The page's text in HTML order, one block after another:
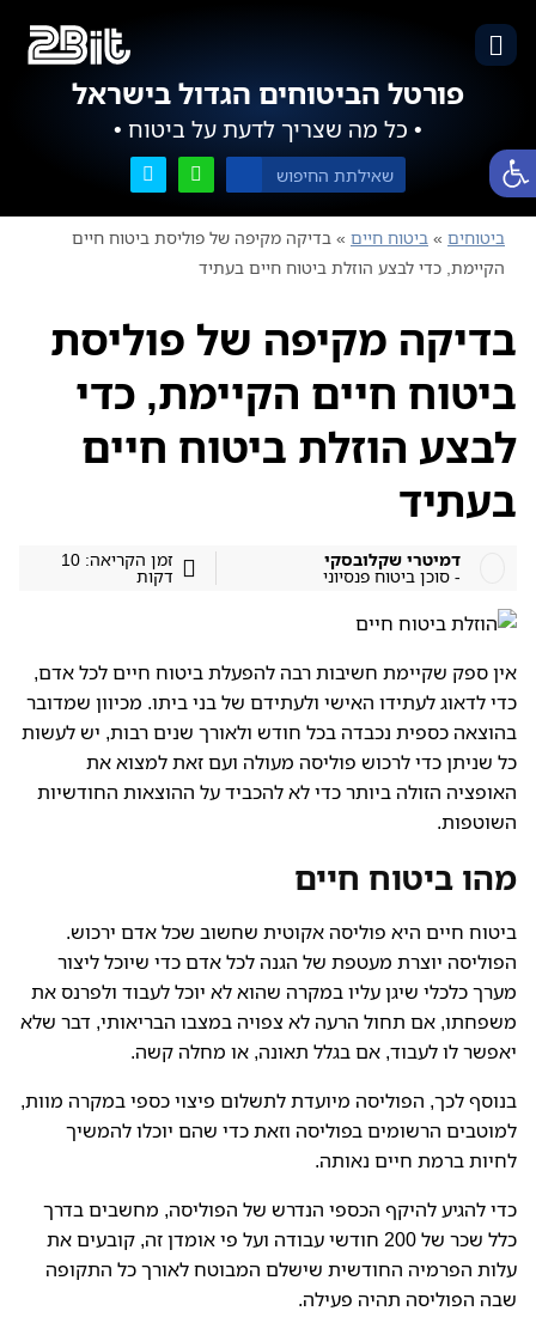
פורטל הביטוחים הגדול בישראל
• כל מה שצריך לדעת על ביטוח •
ביטוחים » ביטוח חיים » בדיקה מקיפה של פוליסת ביטוח חיים
הקיימת, כדי לבצע הוזלת ביטוח חיים בעתיד
בדיקה מקיפה של פוליסת
ביטוח חיים הקיימת, כדי
לבצע הוזלת ביטוח חיים
בעתיד
דמיטרי שקלובסקי
- סוכן ביטוח פנסיוני
זמן הקריאה: 10
דקות
אין ספק שקיימת חשיבות רבה להפעלת ביטוח חיים לכל אדם,
כדי לדאוג לעתידו האישי ולעתידם של בני ביתו. מכיוון שמדובר
בהוצאה כספית נכבדה בכל חודש ולאורך שנים רבות, יש לעשות
כל שניתן כדי לרכוש פוליסה מעולה ועם זאת למצוא את
האופציה הזולה ביותר כדי לא להכביד על ההוצאות החודשיות
השוטפות.
מהו ביטוח חיים
ביטוח חיים היא פוליסה אקוטית שחשוב שכל אדם ירכוש.
הפוליסה יוצרת מעטפת של הגנה לכל אדם כדי שיוכל ליצור
מערך כלכלי שיגן עליו במקרה שהוא לא יוכל לעבוד ולפרנס את
משפחתו, אם תחול הרעה לא צפויה במצבו הבריאותי, דבר שלא
יאפשר לו לעבוד, אם בגלל תאונה, או מחלה קשה.
בנוסף לכך, הפוליסה מיועדת לתשלום פיצוי כספי במקרה מוות,
למוטבים הרשומים בפוליסה וזאת כדי שהם יוכלו להמשיך
לחיות ברמת חיים נאותה.
כדי להגיע להיקף הכספי הנדרש של הפוליסה, מחשבים בדרך
כלל שכר של 200 חודשי עבודה ועל פי אומדן זה, קובעים את
עלות הפרמיה החודשית שישלם המבוטח לאורך כל התקופה
שבה הפוליסה תהיה פעילה.
פתח סרגל נגישות